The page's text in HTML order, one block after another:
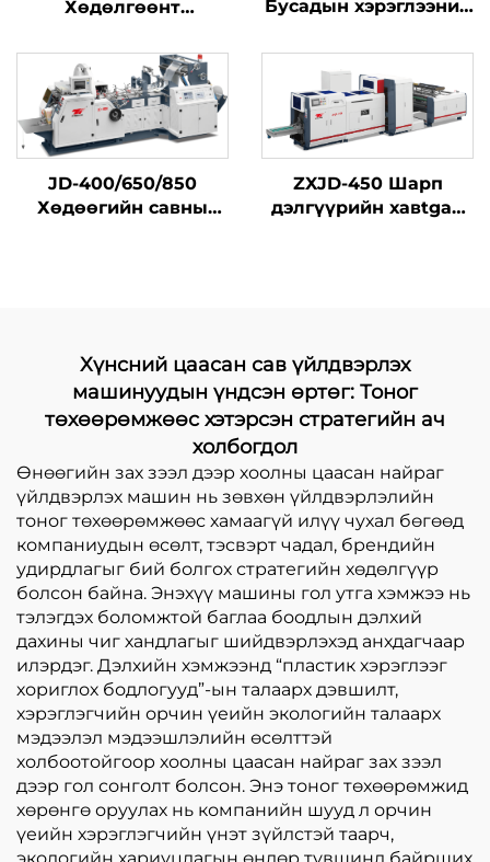
Хөдөлгөөнт
бэлтгэлийн машин
Бусадын хэрэглээний
дулааралтай хавтан
барих үйлдвэрлэлийн
машин төрөл бүрийн
онлайн дулаарал
JD-400/650/850
Хөдөөгийн савны
ZXJD-450 Шарп
дэлгүүрийн хавtgай
Хүнсний цаасан сав үйлдвэрлэх
машинуудын үндсэн өртөг: Тоног
төхөөрөмжөөс хэтэрсэн стратегийн ач
холбогдол
Өнөөгийн зах зээл дээр хоолны цаасан найраг
үйлдвэрлэх машин нь зөвхөн үйлдвэрлэлийн
тоног төхөөрөмжөөс хамаагүй илүү чухал бөгөөд
компаниудын өсөлт, тэсвэрт чадал, брендийн
удирдлагыг бий болгох стратегийн хөдөлгүүр
болсон байна. Энэхүү машины гол утга хэмжээ нь
тэлэгдэх боломжтой баглаа боодлын дэлхий
дахины чиг хандлагыг шийдвэрлэхэд анхдагчаар
илэрдэг. Дэлхийн хэмжээнд “пластик хэрэглээг
хориглох бодлогууд”-ын талаарх дэвшилт,
хэрэглэгчийн орчин үеийн экологийн талаарх
мэдээлэл мэдээшлэлийн өсөлттэй
холбоотойгоор хоолны цаасан найраг зах зээл
дээр гол сонголт болсон. Энэ тоног төхөөрөмжид
хөрөнгө оруулах нь компанийн шууд л орчин
үеийн хэрэглэгчийн үнэт зүйлстэй таарч,